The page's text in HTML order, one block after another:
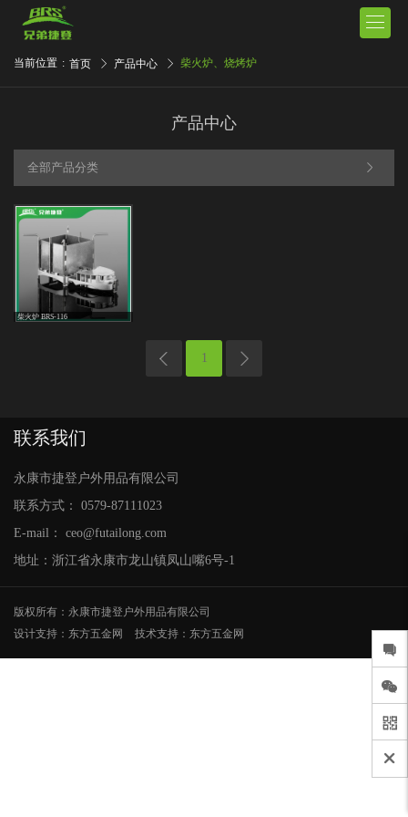

当前位置 : 首页 产品中心 柴火炉、烧烤炉
产品中心
全部产品分类
柴火炉 BRS-116
1
联系我们
永康市捷登户外用品有限公司
联系方式：
0579-87111023
E-mail：
ceo@futailong.com
地址：浙江省永康市龙山镇凤山嘴6号-1
版权所有：永康市捷登户外用品有限公司
设计支持：东方五金网
技术支持：东方五金网
录